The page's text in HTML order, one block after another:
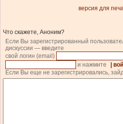
версия для
Что скажете, Аноним?
Если Вы зарегистрированный
дискуссии — введите
свой логин (email)
и нажмите
|
Если Вы еще не зарегистрировались,